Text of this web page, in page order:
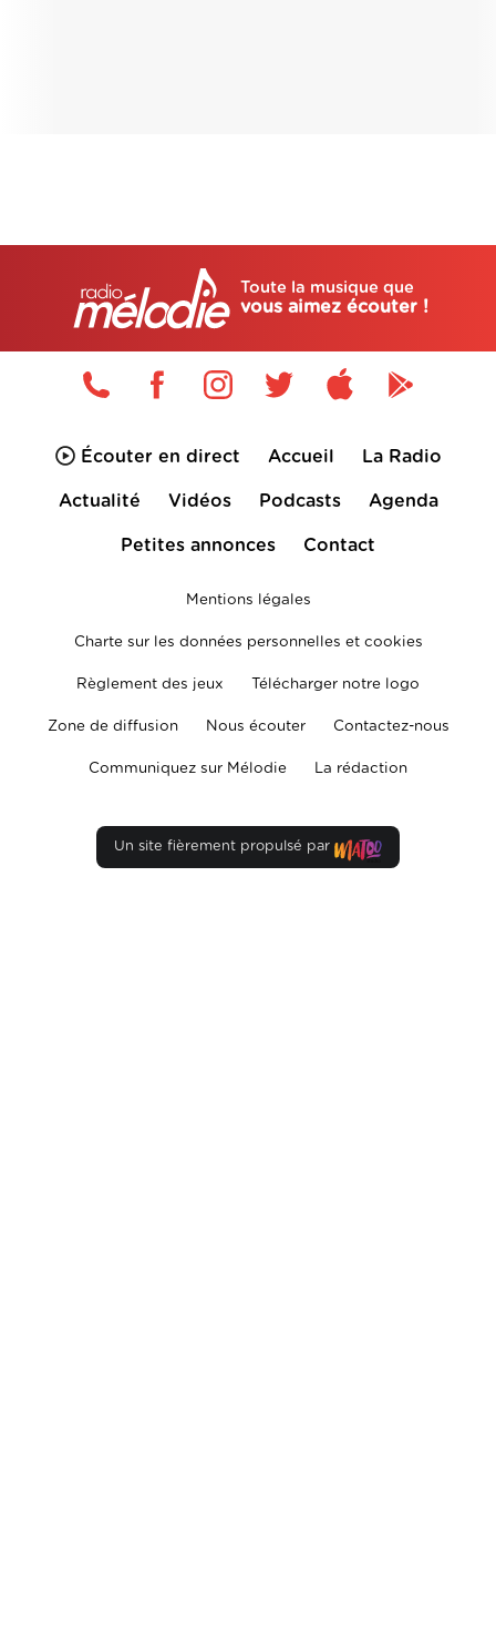
Toute la musique que
vous aimez écouter !
Écouter en direct Accueil La Radio
Actualité Vidéos Podcasts Agenda
Petites annonces Contact
Mentions légales
Charte sur les données personnelles et cookies
Règlement des jeux Télécharger notre logo
Zone de diffusion Nous écouter Contactez-nous
Communiquez sur Mélodie La rédaction
Un site fièrement propulsé par